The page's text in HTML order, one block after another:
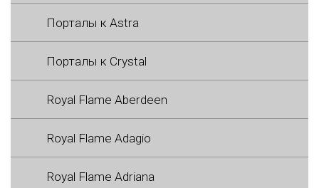
Порталы к Astra
Порталы к Crystal
Royal Flame Aberdeen
Royal Flame Adagio
Royal Flame Adriana